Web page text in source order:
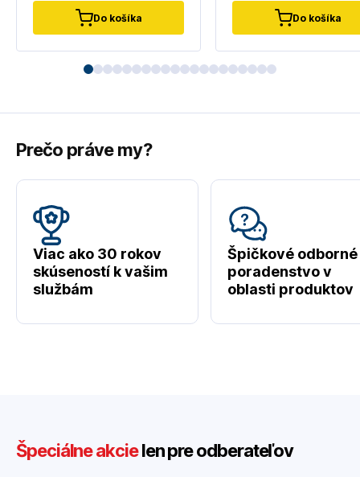
Do košíka Do košíka
Prečo práve my?
Viac ako 30 rokov
skúseností k vašim
službám
Špičkové odborné
poradenstvo v
oblasti produktov
Špeciálne akcielen pre odberateľov